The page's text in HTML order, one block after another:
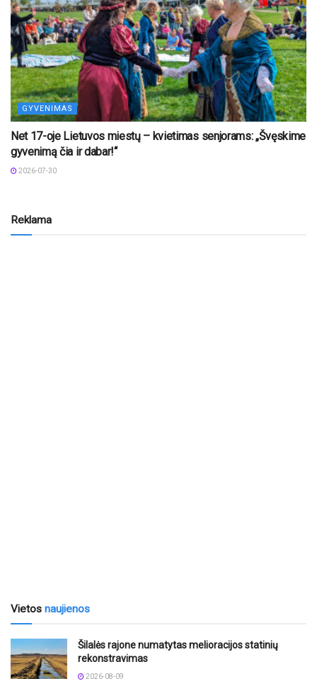
GYVENIMAS
Net 17-oje Lietuvos miestų – kvietimas senjorams: „Švęskime
gyvenimą čia ir dabar!“
2026-07-30
Reklama
Vietos naujienos
Šilalės rajone numatytas melioracijos statinių
rekonstravimas
2026-08-09